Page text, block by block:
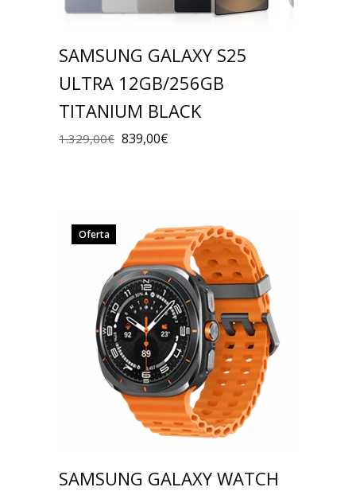
SAMSUNG GALAXY S25
ULTRA 12GB/256GB
TITANIUM BLACK
1.329,00€ 839,00€
Oferta
SAMSUNG GALAXY WATCH